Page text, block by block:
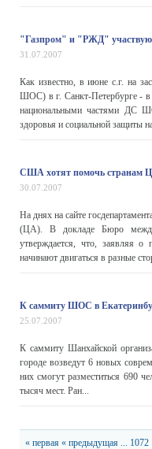
"Газпром" и "РЖД"
31.07.2007
Как известно, в июне с.г. на
ШОС) в г. Санкт-Петербурге - в
национальными частями ДС
здоровья и социальной
США хотят помочь странам
30.07.2007
На днях на сайте
(ЦА). В докладе Бюро
утверждается, что, заявляя о
начинают двигаться в разные
К саммиту ШОС в
25.07.2007
К саммиту Шанхайской
городе возведут 6 новых
них смогут разместиться 690
тысяч мест. Ран...
« первая « предыдущая ... 1072